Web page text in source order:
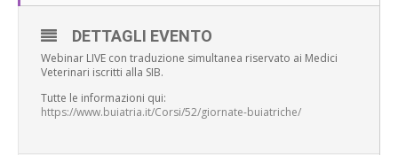
DETTAGLI EVENTO
Webinar LIVE con traduzione simultanea riservato ai Medici
Veterinari iscritti alla SIB.
Tutte le informazioni qui:
https://www.buiatria.it/Corsi/52/giornate-buiatriche/